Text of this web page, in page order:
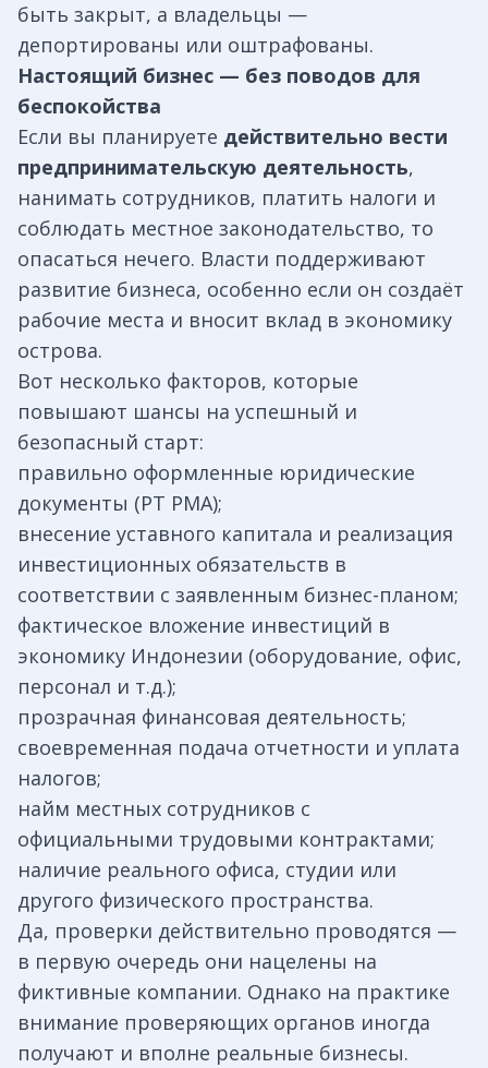
быть закрыт, а владельцы —
депортированы или оштрафованы.
Настоящий бизнес — без поводов для
беспокойства
Если вы планируете действительно вести
предпринимательскую деятельность,
нанимать сотрудников, платить налоги и
соблюдать местное законодательство, то
опасаться нечего. Власти поддерживают
развитие бизнеса, особенно если он создаёт
рабочие места и вносит вклад в экономику
острова.
Вот несколько факторов, которые
повышают шансы на успешный и
безопасный старт:
правильно оформленные юридические
документы (PT PMA);
внесение уставного капитала и реализация
инвестиционных обязательств в
соответствии с заявленным бизнес-планом;
фактическое вложение инвестиций в
экономику Индонезии (оборудование, офис,
персонал и т.д.);
прозрачная финансовая деятельность;
своевременная подача отчетности и уплата
налогов;
найм местных сотрудников с
официальными трудовыми контрактами;
наличие реального офиса, студии или
другого физического пространства.
Да, проверки действительно проводятся —
в первую очередь они нацелены на
фиктивные компании. Однако на практике
внимание проверяющих органов иногда
получают и вполне реальные бизнесы.